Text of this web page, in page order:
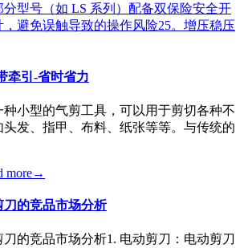
型号（如 LS 系列）配备双保险安全开
，避免误触导致的操作风险25。增压稳压
牵引-省时省力
小型的气剪工具，可以用于剪切各种不
头发、指甲、布料、纸张等等。与传统的
more→
刀的竞品市场分析
刀的竞品市场分析1. 电动剪刀：电动剪刀